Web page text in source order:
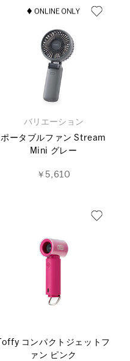
バリエーション
ポータブルファン Stream
Mini グレー
￥5,610
Toffy コンパクトジェットフ
ァン ピンク